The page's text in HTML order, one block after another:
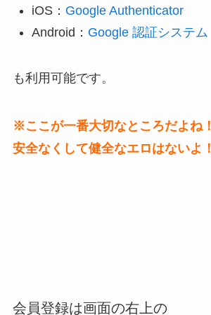
iOS： Google Authenticator
Android： Google 認証システム
も利用可能です。
※ここが一番大切なところだよね！
安全なくして健全なエロはないよ！
会員登録は画面の右上の